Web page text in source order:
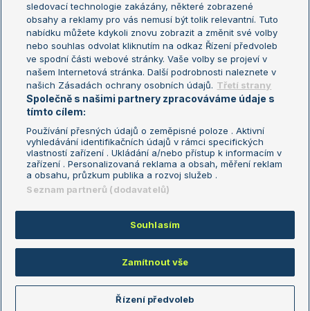
Turnaj mistryň
Aktualní trendy
Fotbalové přestupy
Livesport Daily
LS Prague Open
Podmínky užití
Nastavení soukromí
GDPR a žurnalistika
Reklama
Kontakt
Informace o zpracování osobních
údajů
Copyright © 2008-2026 TenisPortal.cz. Využíváme zpravodajství ČTK.
sledovací technologie zakázány, některé zobrazené
obsahy a reklamy pro vás nemusí být tolik relevantní. Tuto
nabídku můžete kdykoli znovu zobrazit a změnit své volby
nebo souhlas odvolat kliknutím na odkaz Řízení předvoleb
ve spodní části webové stránky. Vaše volby se projeví v
našem Internetová stránka. Další podrobnosti naleznete v
našich Zásadách ochrany osobních údajů. Třetí strany
Společně s našimi partnery zpracováváme údaje s
tímto cílem:
Používání přesných údajů o zeměpisné poloze . Aktivní
vyhledávání identifikačních údajů v rámci specifických
vlastností zařízení . Ukládání a/nebo přístup k informacím v
zařízení . Personalizovaná reklama a obsah, měření reklam
a obsahu, průzkum publika a rozvoj služeb .
Seznam partnerů (dodavatelů)
Souhlasím
Zamítnout vše
Řízení předvoleb